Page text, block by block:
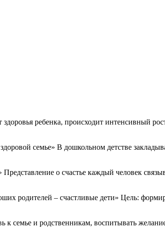
ребенка, происходит интенсивный
семье» В дошкольном детстве
о счастье каждый человек
родителей – счастливые дети» Цель:
семье и родственникам, воспитывать